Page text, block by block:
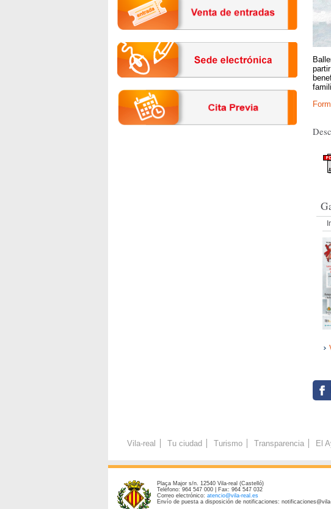
Vila-real Tu ciudad Turismo Transparencia El
Plaça Major s/n. 12540 Vila-real (Castelló)
Teléfono: 964 547 000 | Fax: 964 547 032
Correo electrónico: atencio@vila-real.es
Envío de puesta a disposición de notificaciones: